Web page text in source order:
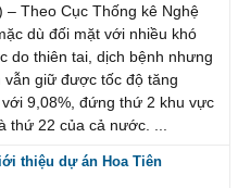
– Theo Cục Thống kê Nghệ
dù đối mặt với nhiều khó
do thiên tai, dịch bệnh nhưng
vẫn giữ được tốc độ tăng
9,08%, đứng thứ 2 khu vực
thứ 22 của cả nước. ...
thiệu dự án Hoa Tiên